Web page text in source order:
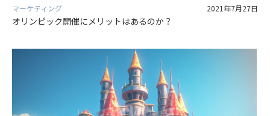
マーケティング 2021年7月27日
オリンピック開催にメリットはあるのか？